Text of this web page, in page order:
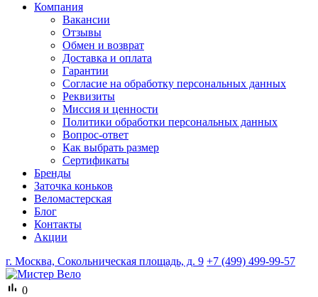
Компания
Вакансии
Отзывы
Обмен и возврат
Доставка и оплата
Гарантии
Согласие на обработку персональных данных
Реквизиты
Миссия и ценности
Политики обработки персональных данных
Вопрос-ответ
Как выбрать размер
Сертификаты
Бренды
Заточка коньков
Веломастерская
Блог
Контакты
Акции
г. Москва, Сокольническая площадь, д. 9 +7 (499) 499-99-57
0